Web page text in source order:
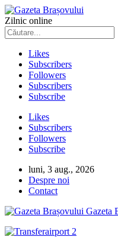
Zilnic online
Likes
Subscribers
Followers
Subscribers
Subscribe
Likes
Subscribers
Followers
Subscribe
luni, 3 aug., 2026
Despre noi
Contact
Gazeta